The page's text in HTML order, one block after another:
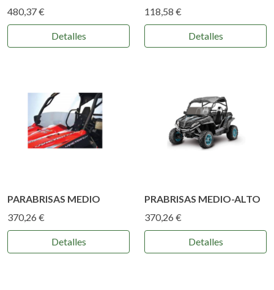
480,37 €
Detalles
118,58 €
Detalles
PARABRISAS MEDIO
370,26 €
Detalles
PRABRISAS MEDIO-ALTO
370,26 €
Detalles